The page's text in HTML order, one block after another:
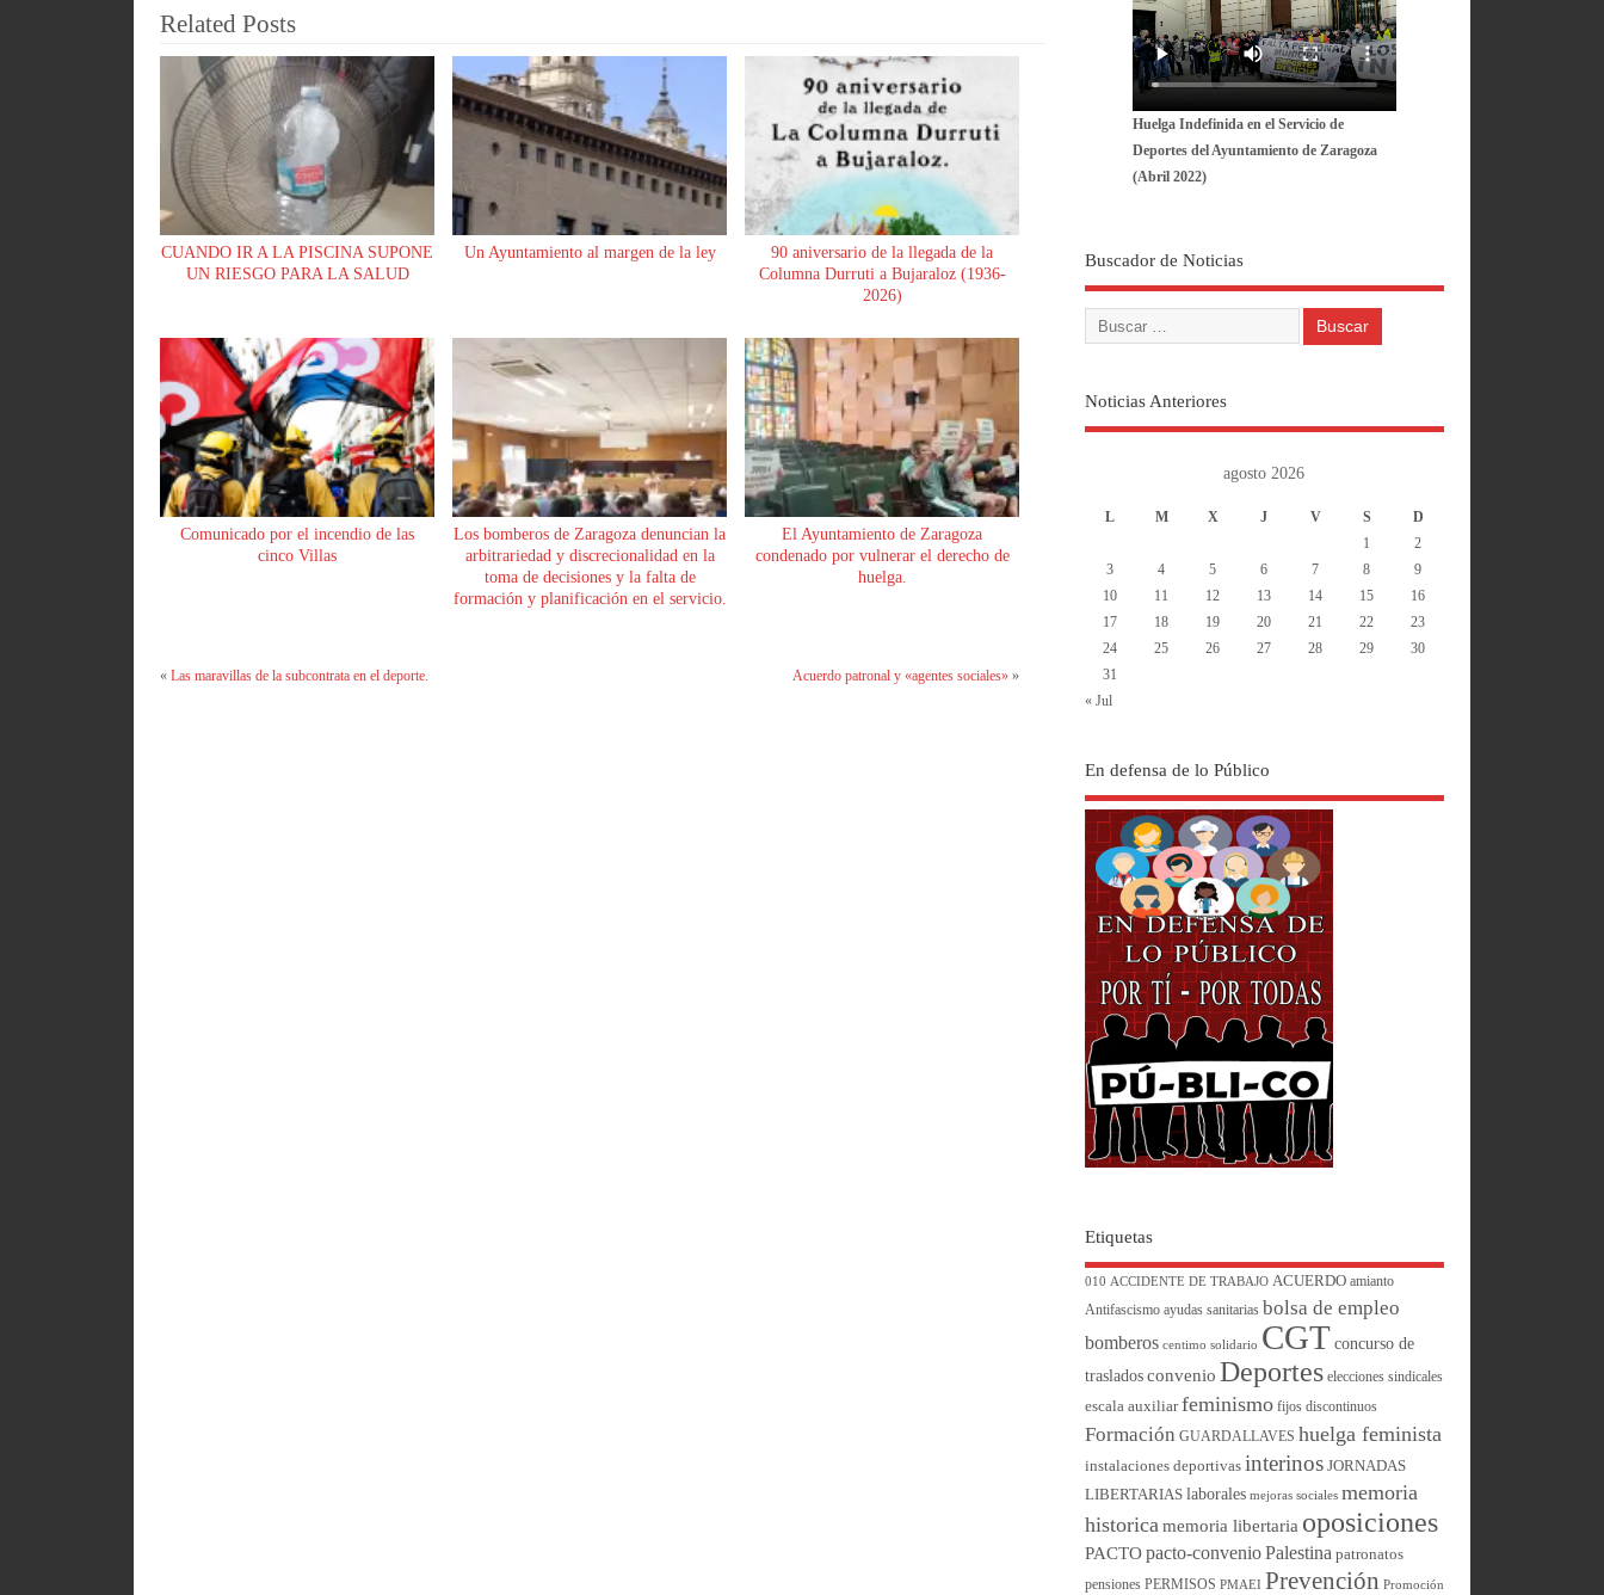
ok A
pp
rti
r
Related Posts
CUANDO IR A LA PISCINA SUPONE
UN RIESGO PARA LA SALUD
Un Ayuntamiento al margen de la ley
90 aniversario de la llegada de la
Columna Durruti a Bujaraloz (1936-
2026)
Comunicado por el incendio de las
cinco Villas
Los bomberos de Zaragoza denuncian la
arbitrariedad y discrecionalidad en la
toma de decisiones y la falta de
formación y planificación en el servicio.
El Ayuntamiento de Zaragoza
condenado por vulnerar el derecho de
huelga.
«Las maravillas de la subcontrata en el deporte. Acuerdo patronal y «agentes sociales» »
Huelga Indefinida en el Servicio de
Deportes del Ayuntamiento de Zaragoza
(Abril 2022)
Buscador de Noticias
Noticias Anteriores
agosto 2026
L M X J V S
D
1
2
3
4 5 6 7 8
9
10
11 12 13 14 15
16
17
18 19 20 21 22
23
24
25 26 27 28 29
30
31
« Jul
En defensa de lo Público
Etiquetas
010 ACCIDENTE DE TRABAJO ACUERDO amianto
Antifascismo ayudas sanitarias bolsa de empleo
bomberos centimo solidario CGT concurso de
traslados convenio Deportes elecciones sindicales
escala auxiliar feminismo fijos discontinuos
Formación GUARDALLAVES huelga feminista
instalaciones deportivas interinos JORNADAS
LIBERTARIAS laborales mejoras sociales memoria
historica memoria libertaria oposiciones
PACTO pacto-convenio Palestina patronatos
pensiones PERMISOS PMAEI Prevención Promoción